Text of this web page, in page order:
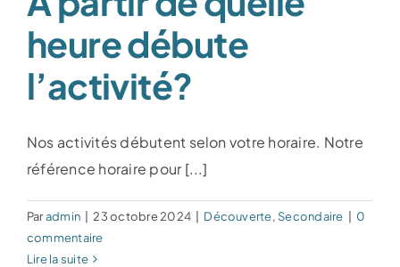
heure débute
l’activité?
Nos activités débutent selon votre horaire. Notre
référence horaire pour [...]
Paradmin 23 octobre 2024 Découverte, Secondaire
0
commentaire
Lire la suite